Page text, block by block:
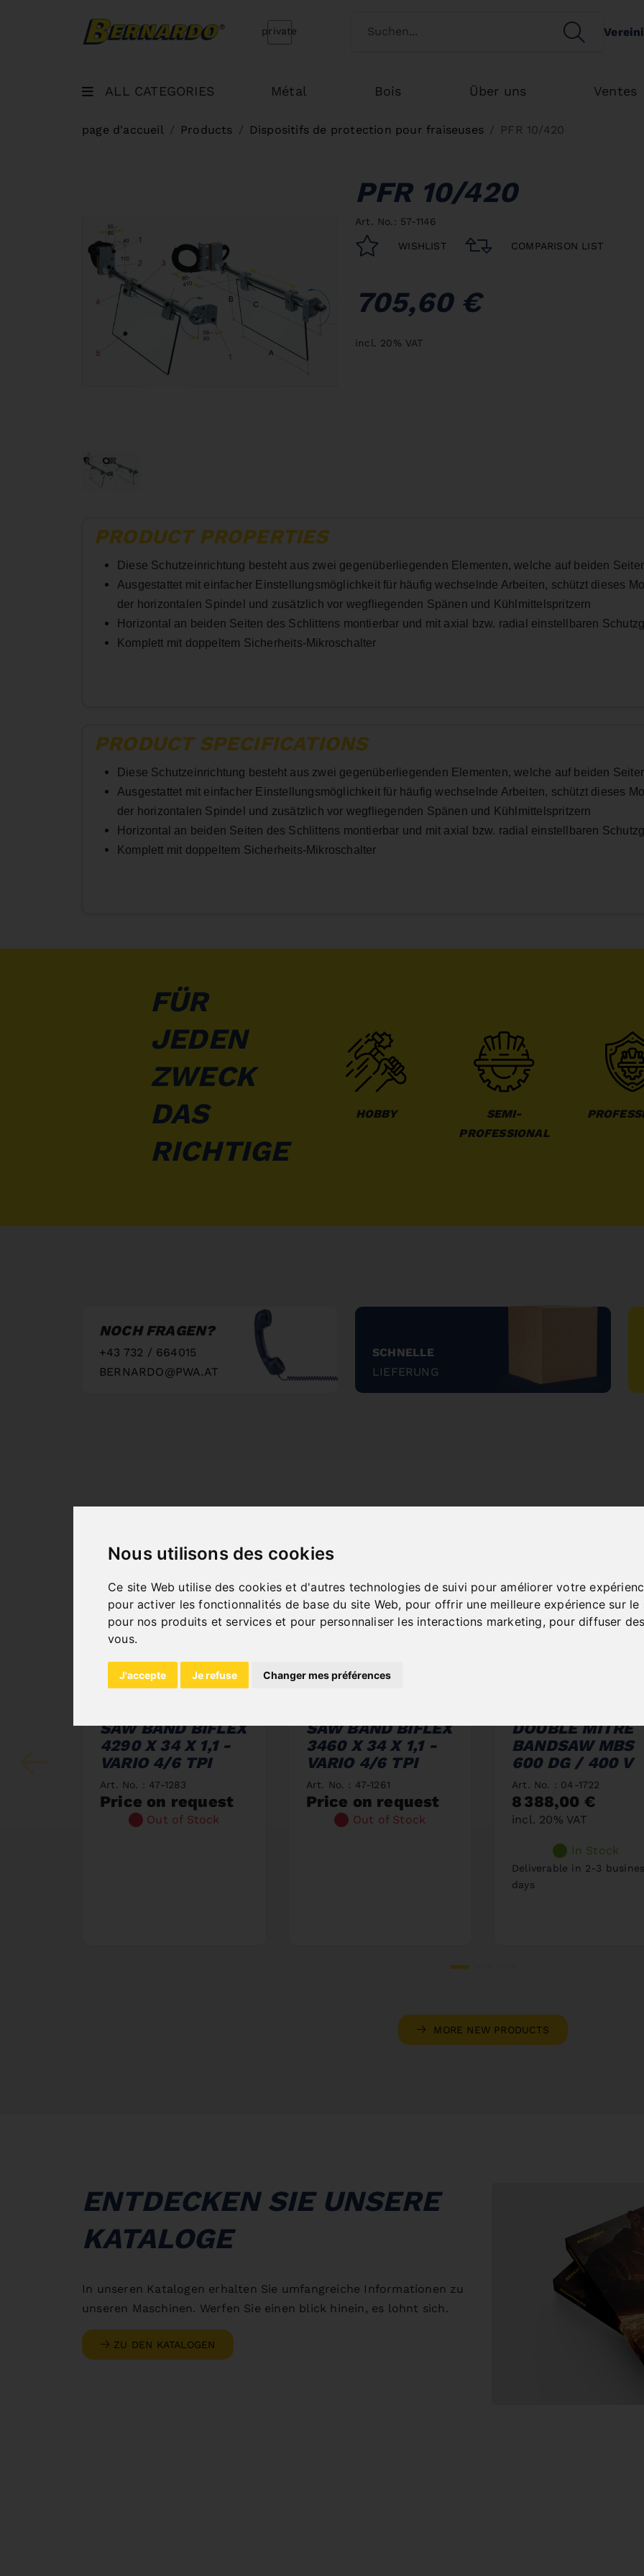
Nous utilisons des cookies
Ce site Web utilise des cookies et d'autres technologies de suivi pour améliorer votre
pour activer les fonctionnalités de base du site Web, pour offrir une meilleure expérience sur le
pour nos produits et services et pour personnaliser les interactions marketing, pour diffuser
vous.
J'accepte Je refuse Changer mes préférences
Bernardo Home Switch customertype
private SEARCH
ALL CATEGORIES Métal Bois Über uns Ventes
page d'accueil Products Dispositifs de protection pour fraiseuses PFR 10/420
PFR 10/420
Art. No.: 57-1146
WISHLIST COMPARISON LIST
705,60 €
incl. 20% VAT
PRODUCT PROPERTIES
Diese Schutzeinrichtung besteht aus zwei gegenüberliegenden Elementen, welche auf beiden
Ausgestattet mit einfacher Einstellungsmöglichkeit für häufig wechselnde Arbeiten, schützt dieses
der horizontalen Spindel und zusätzlich vor wegfliegenden Spänen und Kühlmittelspritzern
Horizontal an beiden Seiten des Schlittens montierbar und mit axial bzw. radial einstellbaren
Komplett mit doppeltem Sicherheits-Mikroschalter
PRODUCT SPECIFICATIONS
Diese Schutzeinrichtung besteht aus zwei gegenüberliegenden Elementen, welche auf beiden
Ausgestattet mit einfacher Einstellungsmöglichkeit für häufig wechselnde Arbeiten, schützt dieses
der horizontalen Spindel und zusätzlich vor wegfliegenden Spänen und Kühlmittelspritzern
Horizontal an beiden Seiten des Schlittens montierbar und mit axial bzw. radial einstellbaren
Komplett mit doppeltem Sicherheits-Mikroschalter
FÜR
JEDEN
ZWECK
DAS
RICHTIGE
HOBBY
SEMI-
PROFESSIONAL
NOCH FRAGEN?
+43 732 / 664015
BERNARDO@PWA.AT
SCHNELLE
LIEFERUNG
"
SAW BAND BIFLEX
4290 X 34 X 1,1 -
VARIO 4/6 TPI
Art. No. : 47-1283
Price on request
Out of Stock
SAW BAND BIFLEX
3460 X 34 X 1,1 -
VARIO 4/6 TPI
Art. No. : 47-1261
Price on request
Out of Stock
DOUBLE MITRE
BANDSAW MBS
600 DG / 400 V
Art. No. : 04-1722
8 388,00 €
incl. 20% VAT
In Stock
Deliverable in 2-3
days
MORE NEW PRODUCTS
ENTDECKEN SIE UNSERE
KATALOGE
In unseren Katalogen erhalten Sie umfangreiche Informationen zu
unseren Maschinen. Werfen Sie einen blick hinein, es lohnt sich.
ZU DEN KATALOGEN